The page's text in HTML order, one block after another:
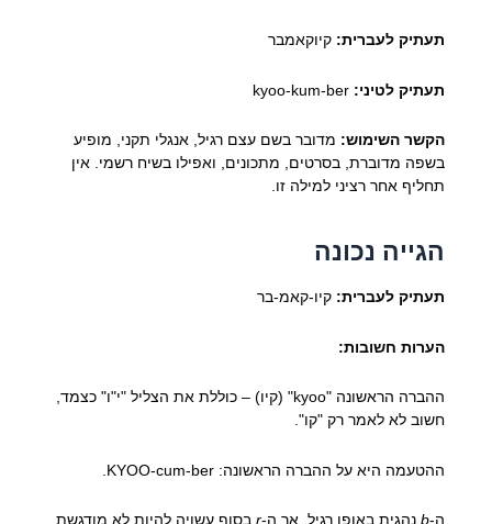
תעתיק לעברית: קיוקאמבר
תעתיק לטיני:
הקשר השימוש: מדובר בשם עצם רגיל, אנגלי תקני, מופיע
בשפה מדוברת, בסרטים, מתכונים, ואפילו בשיח רשמי. אין
תחליף אחר רציני למילה זו.
הגייה נכונה
תעתיק לעברית: קיו-קאמ-בר
הערות חשובות:
ההברה הראשונה "kyoo" (קיו) – כוללת את הצליל "י"ו" כצמד,
חשוב לא לאמר רק "קו".
ההטעמה היא על ההברה הראשונה: KYOO-cum-ber.
ה-bנהגית באופן רגיל, אך ה-rבסוף עשויה להיות לא מודגשת